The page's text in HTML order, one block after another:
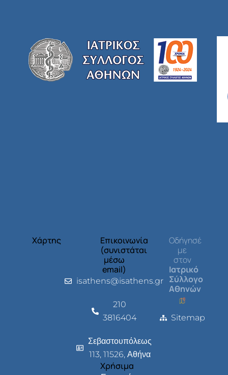
Χάρτης
Επικοινωνία
(συνιστάται
μέσω
email)
isathens@isathens.gr
210
3816404
Σεβαστουπόλεως
113, 11526, Αθήνα
Χρήσιμα
Οδήγησέ
με
στον
Ιατρικό
Σύλλογο
Αθηνών
Sitemap